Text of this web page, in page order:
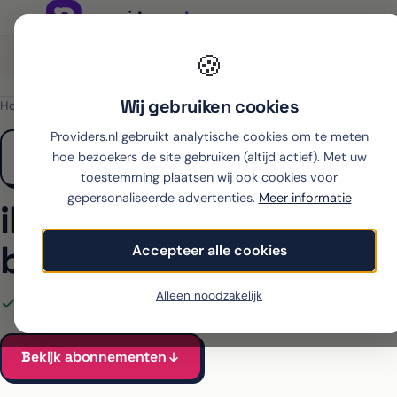
🍪
Wij gebruiken cookies
Providers.nl gebruikt analytische cookies om te meten
hoe bezoekers de site gebruiken (altijd actief). Met uw
toestemming plaatsen wij ook cookies voor
gepersonaliseerde advertenties. Meer informatie
Accepteer alle cookies
Alleen noodzakelijk
Home iPhone 15›KPN
iPhone 15 met
bij KPN
Alle KPN-abonnementen voor de iPhone 15 vergeleken
Bekijk abonnementen